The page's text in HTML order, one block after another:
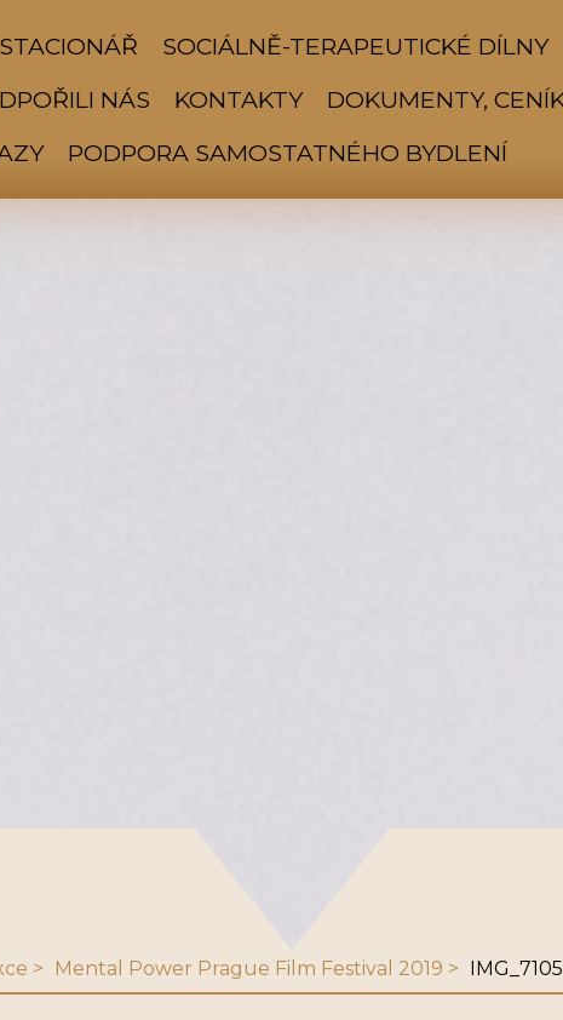
SOCIÁLNĚ-TERAPEUTICKÉ DÍLNY
NÁS KONTAKTY
DOKUMENTY,
PODPORA SAMOSTATNÉHO BYDLENÍ
Mental Power Prague Film Festival 2019 IMG_7105